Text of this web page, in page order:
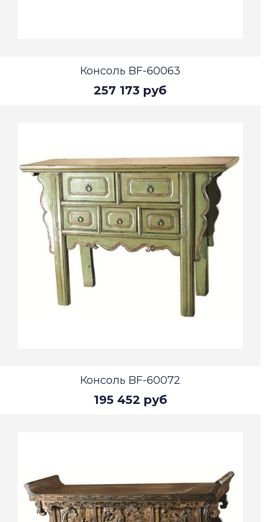
Консоль BF-60063
257 173 руб
Консоль BF-60072
195 452 руб